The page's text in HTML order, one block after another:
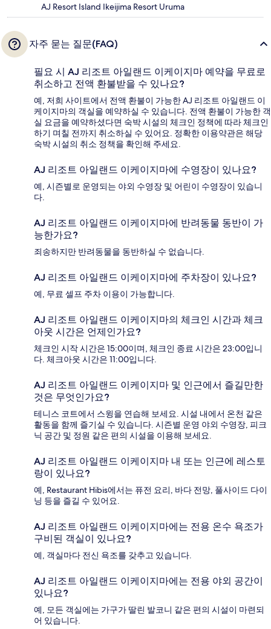
AJ Resort Island Ikeijima Resort Uruma
자주 묻는 질문(FAQ)
필요 시 AJ 리조트 아일랜드 이케이지마 예약을 무료로
취소하고 전액 환불받을 수 있나요?
예, 저희 사이트에서 전액 환불이 가능한 AJ 리조트 아일랜드 이
케이지마의 객실을 예약하실 수 있습니다. 전액 환불이 가능한 객
실 요금을 예약하셨다면 숙박 시설의 체크인 정책에 따라 체크인
하기 며칠 전까지 취소하실 수 있어요. 정확한 이용약관은 해당
숙박 시설의 취소 정책을 확인해 주세요.
AJ 리조트 아일랜드 이케이지마에 수영장이 있나요?
예, 시즌별로 운영되는 야외 수영장 및 어린이 수영장이 있습니
다.
AJ 리조트 아일랜드 이케이지마에 반려동물 동반이 가
능한가요?
죄송하지만 반려동물을 동반하실 수 없습니다.
AJ 리조트 아일랜드 이케이지마에 주차장이 있나요?
예, 무료 셀프 주차 이용이 가능합니다.
AJ 리조트 아일랜드 이케이지마의 체크인 시간과 체크
아웃 시간은 언제인가요?
체크인 시작 시간은 15:00이며, 체크인 종료 시간은 23:00입니
다. 체크아웃 시간은 11:00입니다.
AJ 리조트 아일랜드 이케이지마 및 인근에서 즐길만한
것은 무엇인가요?
테니스 코트에서 스윙을 연습해 보세요. 시설 내에서 온천 같은
활동을 함께 즐기실 수 있습니다. 시즌별 운영 야외 수영장, 피크
닉 공간 및 정원 같은 편의 시설을 이용해 보세요.
AJ 리조트 아일랜드 이케이지마 내 또는 인근에 레스토
랑이 있나요?
예, Restaurant Hibis에서는 퓨전 요리, 바다 전망, 풀사이드 다이
닝 등을 즐길 수 있어요.
AJ 리조트 아일랜드 이케이지마에는 전용 온수 욕조가
구비된 객실이 있나요?
예, 객실마다 전신 욕조를 갖추고 있습니다.
AJ 리조트 아일랜드 이케이지마에는 전용 야외 공간이
있나요?
예, 모든 객실에는 가구가 딸린 발코니 같은 편의 시설이 마련되
어 있습니다.